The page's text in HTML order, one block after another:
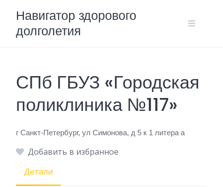
content
Навигатор здорового
долголетия
СПб ГБУЗ «Городская
поликлиника №117»
г Санкт-Петербург, ул Симонова, д 5 к 1 литера а
Добавить в избранное
Детали